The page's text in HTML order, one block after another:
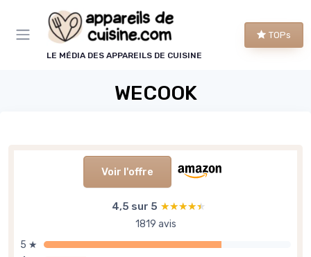
LE MÉDIA DES APPAREILS DE CUISINE
TOPs
WECOOK
Voir l'offre
4,5 sur 5 ★★★★★
★★★★★
1819 avis
5 ★
Panneau de gestion des cookies